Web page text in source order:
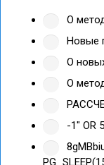
О
Новые
О
О
-1" OR